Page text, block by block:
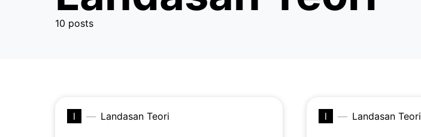
10 posts
l Landasan Teori l Landasan Teori